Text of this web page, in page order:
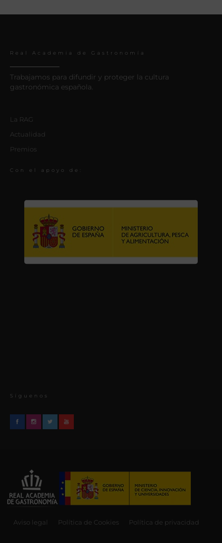
Real Academia de Gastronomía
Trabajamos para difundir y proteger la cultura
gastronómica española.
La RAG
Actualidad
Premios
Con el apoyo de:
Síguenos
Aviso legal Política de Cookies Política de privacidad